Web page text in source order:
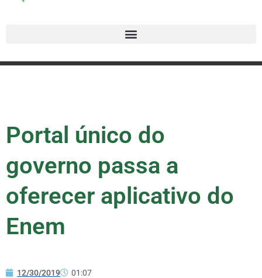
Portal único do
governo passa a
oferecer aplicativo do
Enem
12/30/2019 01:07